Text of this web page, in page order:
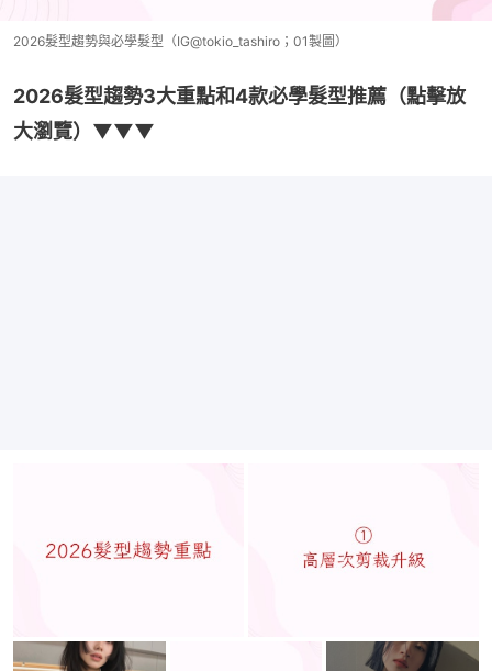
2026髮型趨勢與必學髮型（IG@tokio_tashiro；01製圖）
2026髮型趨勢3大重點和4款必學髮型推薦（點擊放
大瀏覽）▼▼▼